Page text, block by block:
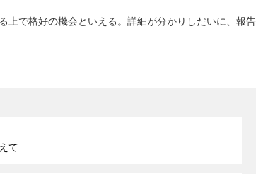
上で格好の機会といえる。詳細が分かりしだいに、報告
て